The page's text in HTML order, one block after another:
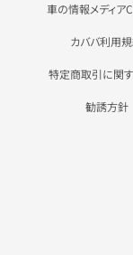
車の情報メディア
カババ利用
特定商取引に関
勧誘方針